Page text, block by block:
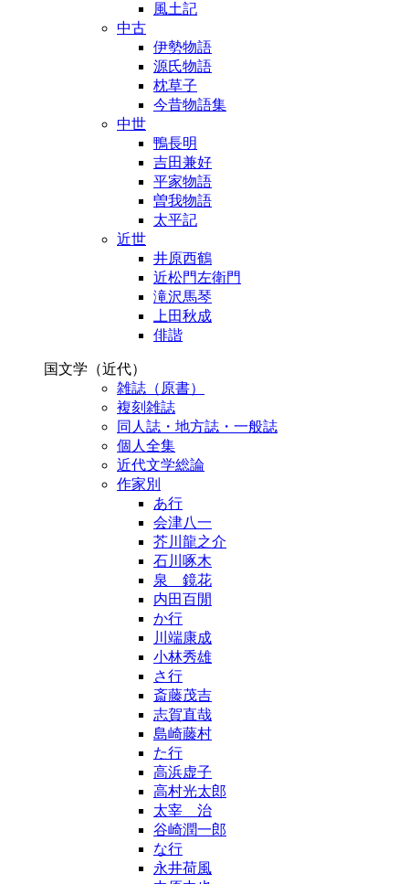
風土記
中古
伊勢物語
源氏物語
枕草子
今昔物語集
中世
鴨長明
吉田兼好
平家物語
曽我物語
太平記
近世
井原西鶴
近松門左衛門
滝沢馬琴
上田秋成
俳諧
国文学（近代）
雑誌（原書）
複刻雑誌
同人誌・地方誌・一般誌
個人全集
近代文学総論
作家別
あ行
会津八一
芥川龍之介
石川啄木
泉 鏡花
内田百閒
か行
川端康成
小林秀雄
さ行
斎藤茂吉
志賀直哉
島崎藤村
た行
高浜虚子
高村光太郎
太宰 治
谷崎潤一郎
な行
永井荷風